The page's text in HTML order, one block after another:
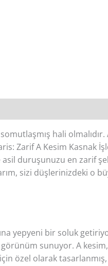
hali olmalıdır.
Zarif A Kesim Kasnak
duruşunuzu en zarif
sizi düşlerinizdeki o
yepyeni bir soluk
sunuyor. A
özel olarak